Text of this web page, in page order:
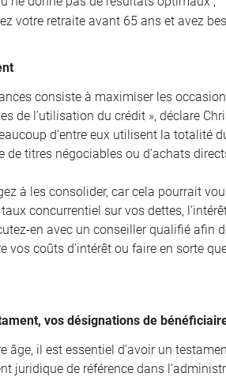
votre retraite avant 65 ans et avez
consiste à maximiser les
de l’utilisation du crédit », déclare
d’entre eux utilisent la
de titres négociables ou d’achats
à les consolider, car cela pourrait
concurrentiel sur vos dettes,
en avec un conseiller qualifié afin
vos coûts d’intérêt ou faire en sorte
vos désignations de
âge, il est essentiel d’avoir un
juridique de référence dans